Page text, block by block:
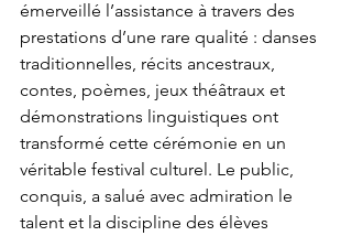
émerveillé l’assistance à travers des
prestations d’une rare qualité : danses
traditionnelles, récits ancestraux,
contes, poèmes, jeux théâtraux et
démonstrations linguistiques ont
transformé cette cérémonie en un
véritable festival culturel. Le public,
conquis, a salué avec admiration le
talent et la discipline des élèves